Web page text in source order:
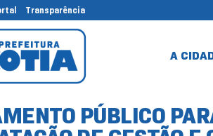
Transparência
A
PÚBLICO